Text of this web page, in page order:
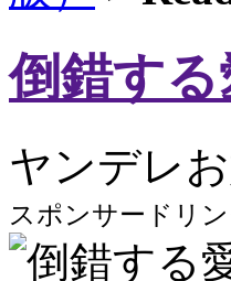
倒錯す
ヤンデレ
スポンサードリン